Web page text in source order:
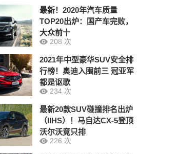
最新！2020年汽车质量
TOP20出炉：国产车完败，
大众前十
208 次
2021年中型豪华SUV安全排
行榜！奥迪入围前三 冠亚军
都是讴歌
234 次
最新20款SUV碰撞排名出炉
（IIHS）！马自达CX-5登顶
沃尔沃竟只排
226 次